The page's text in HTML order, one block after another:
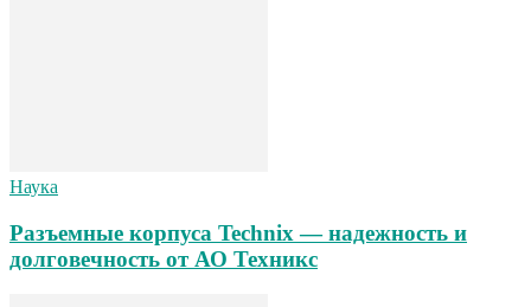
Наука
Разъемные корпуса Technix — надежность и
долговечность от АО Техникс